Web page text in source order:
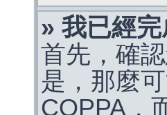
» 我已經
首先，確
是，那麼
COPPA，